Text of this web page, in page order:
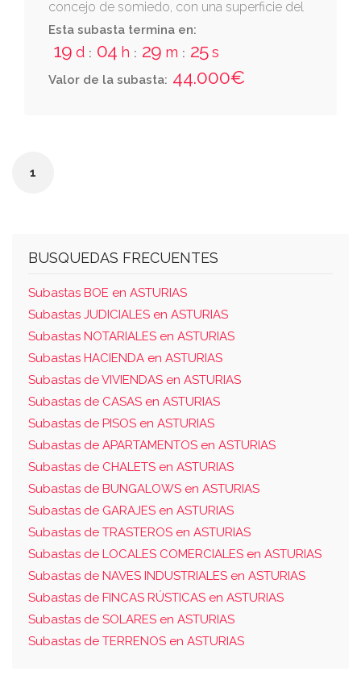
concejo de somiedo, con una superficie del
terreno de quinientos cincuenta metros
cuadrados
Esta subasta termina en:
19 d : 04 h : 29 m : 25s
Valor de la subasta: 44.000€
1
BUSQUEDAS FRECUENTES
Subastas BOE en ASTURIAS
Subastas JUDICIALES en ASTURIAS
Subastas NOTARIALES en ASTURIAS
Subastas HACIENDA en ASTURIAS
Subastas de VIVIENDAS en ASTURIAS
Subastas de CASAS en ASTURIAS
Subastas de PISOS en ASTURIAS
Subastas de APARTAMENTOS en ASTURIAS
Subastas de CHALETS en ASTURIAS
Subastas de BUNGALOWS en ASTURIAS
Subastas de GARAJES en ASTURIAS
Subastas de TRASTEROS en ASTURIAS
Subastas de LOCALES COMERCIALES en ASTURIAS
Subastas de NAVES INDUSTRIALES en ASTURIAS
Subastas de FINCAS RÚSTICAS en ASTURIAS
Subastas de SOLARES en ASTURIAS
Subastas de TERRENOS en ASTURIAS